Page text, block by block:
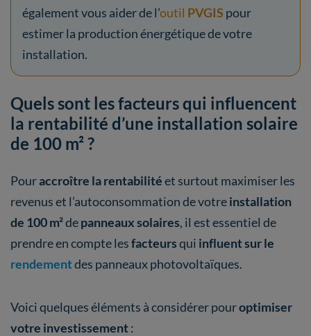
également vous aider de l’outil PVGIS pour
estimer la production énergétique de votre
installation.
Quels sont les facteurs qui influencent
la rentabilité d’une installation solaire
de 100 m² ?
Pouraccroître la rentabilitéet surtout maximiser les
revenus et l’autoconsommation de votreinstallation
de 100 m²depanneaux solaires, il est essentiel de
prendre en compte lesfacteursqui influent sur le
rendementdes panneaux photovoltaïques.
Voici quelques éléments à considérer pouroptimiser
votre investissement: